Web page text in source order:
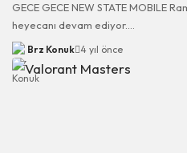
GECE GECE NEW STATE MOBILE
heyecanı devam ediyor.…
Brz Konuk 4 yıl önce